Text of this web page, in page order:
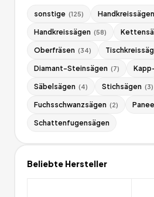
sonstige (125) Handkreissägen
Handkreissägen (58)
Oberfräsen (34)
Diamant-Steinsägen (7)
Säbelsägen (4) Stichsägen (3)
Fuchsschwanzsägen (2)
Schattenfugensägen
Beliebte Hersteller